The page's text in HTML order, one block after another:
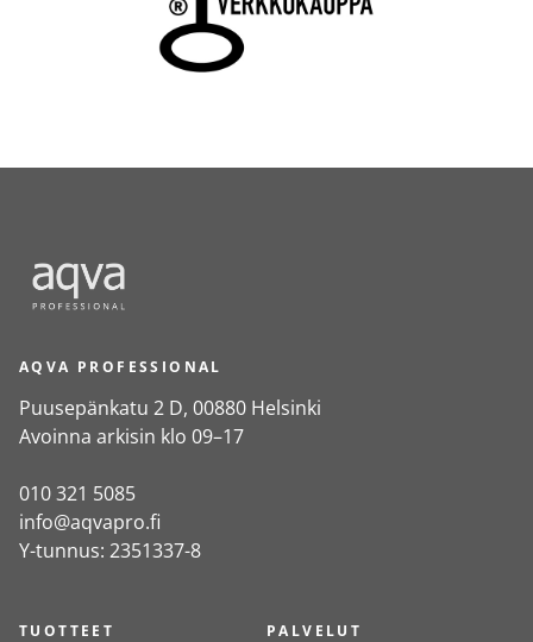
AQVA PROFESSIONAL
Puusepänkatu 2 D, 00880 Helsinki
Avoinna arkisin klo 09–17
010 321 5085
info@aqvapro.fi
Y-tunnus: 2351337-8
TUOTTEET PALVELUT